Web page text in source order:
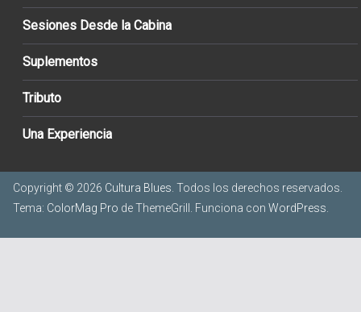
Sesiones Desde la Cabina
Suplementos
Tributo
Una Experiencia
Copyright © 2026 Cultura Blues. Todos los derechos reservados.
Tema: ColorMag Pro de ThemeGrill. Funciona con WordPress.